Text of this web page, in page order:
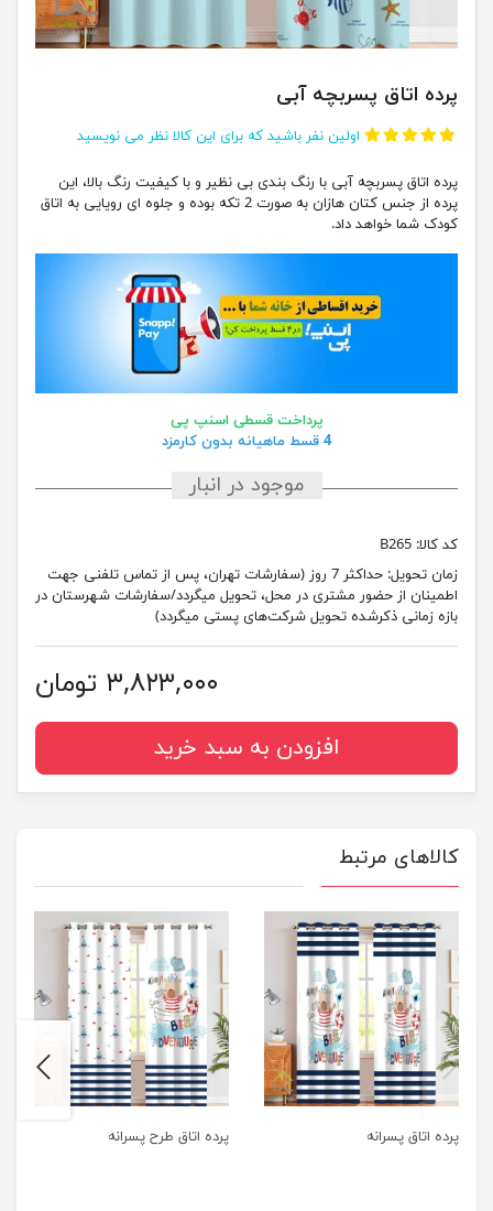
پرده اتاق پسربچه آبی
اولین نفر باشید که برای این کالا نظر می نویسید
پرده اتاق پسربچه آبی با رنگ بندی بی نظیر و با کیفیت رنگ بالا، این
پرده از جنس کتان هازان به صورت 2 تکه بوده و جلوه ای رویایی به اتاق
کودک شما خواهد داد.
پرداخت قسطی اسنپ پی
4 قسط ماهیانه بدون کارمزد
موجود در انبار
کد کالا: B265
زمان تحویل:
حداکثر 7 روز (سفارشات تهران، پس از تماس تلفنی جهت
اطمینان از حضور مشتری در محل، تحویل میگردد/سفارشات شهرستان در
بازه زمانی ذکرشده تحویل شرکت‌های پستی میگردد)
۳,۸۲۳,۰۰۰ تومان
افزودن به سبد خرید
کالاهای مرتبط
پرده اتاق پسرانه پرده اتاق طرح پسرانه
previus